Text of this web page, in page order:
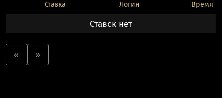
Ставка Логин Время
Ставок нет
« »